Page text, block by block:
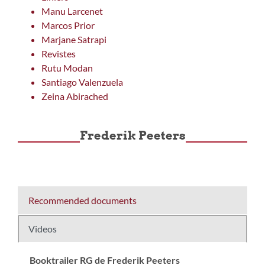
Manu Larcenet
Marcos Prior
Marjane Satrapi
Revistes
Rutu Modan
Santiago Valenzuela
Zeina Abirached
Frederik Peeters
Recommended documents
Videos
Booktrailer RG de Frederik Peeters